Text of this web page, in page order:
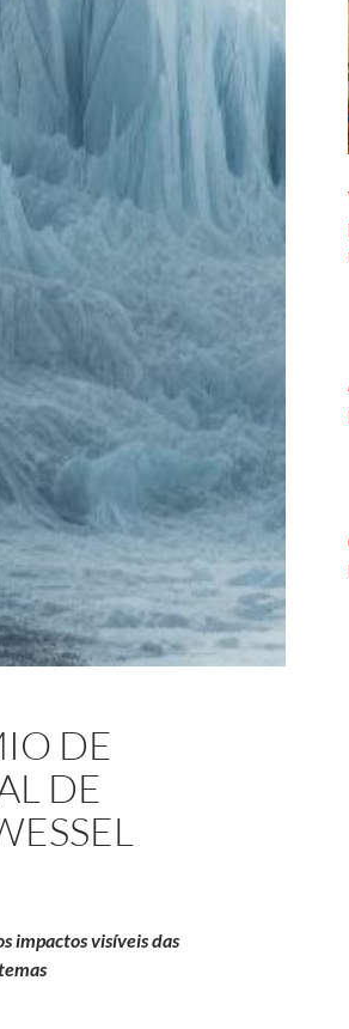
DE
DE
impactos visíveis das
de Ciências e Fundação Conrado